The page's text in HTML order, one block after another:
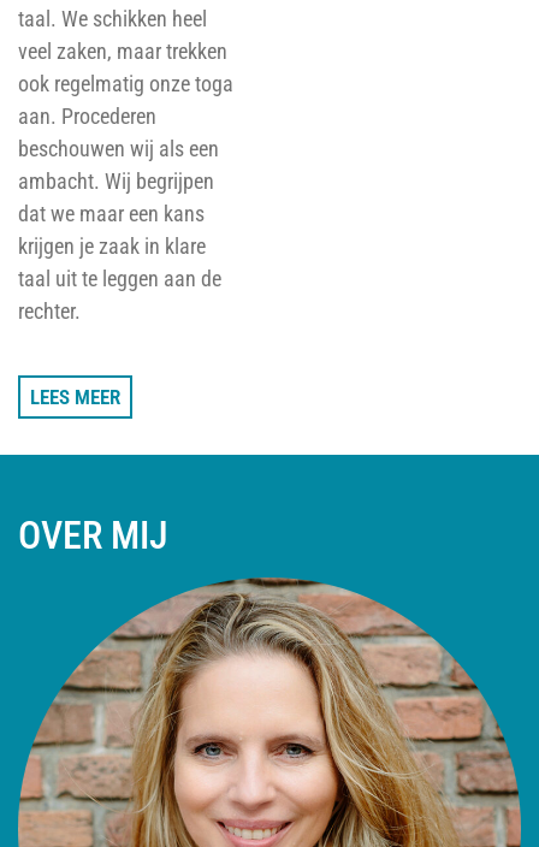
taal. We schikken heel
veel zaken, maar trekken
ook regelmatig onze toga
aan. Procederen
beschouwen wij als een
ambacht. Wij begrijpen
dat we maar een kans
krijgen je zaak in klare
taal uit te leggen aan de
rechter.
LEES MEER
OVER MIJ